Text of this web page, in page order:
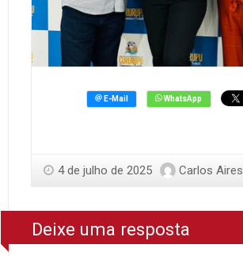
4 de julho de 2025 Carlos Aires
Deixe uma resposta